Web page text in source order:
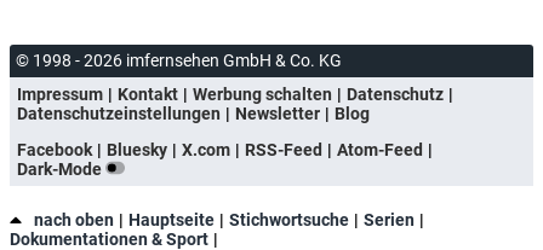
© 1998 - 2026 imfernsehen GmbH & Co. KG
Impressum
Kontakt Werbung schalten
Datenschutz
Datenschutzeinstellungen
Newsletter
Blog
Facebook
Bluesky X.com RSS-Feed
Atom-Feed
Dark-Mode
nach oben Hauptseite Stichwortsuche
Serien
Dokumentationen & Sport